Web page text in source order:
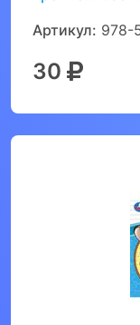
Артикул: 978-
30